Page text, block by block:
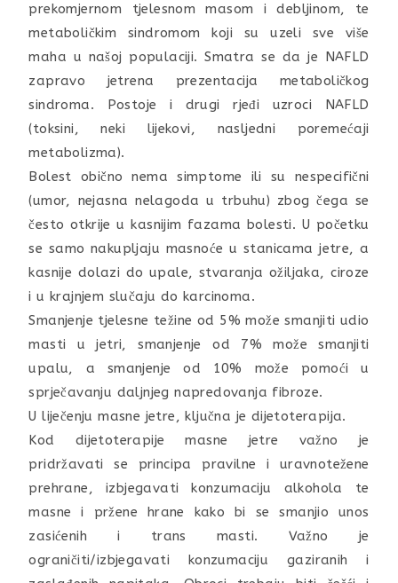
prekomjernom tjelesnom masom i debljinom, te
metaboličkim sindromom koji su uzeli sve više
maha u našoj populaciji. Smatra se da je NAFLD
zapravo jetrena prezentacija metaboličkog
sindroma. Postoje i drugi rjeđi uzroci NAFLD
(toksini, neki lijekovi, nasljedni poremećaji
metabolizma).
Bolest obično nema simptome ili su nespecifični
(umor, nejasna nelagoda u trbuhu) zbog čega se
često otkrije u kasnijim fazama bolesti. U početku
se samo nakupljaju masnoće u stanicama jetre, a
kasnije dolazi do upale, stvaranja ožiljaka, ciroze
i u krajnjem slučaju do karcinoma.
Smanjenje tjelesne težine od 5% može smanjiti udio
masti u jetri, smanjenje od 7% može smanjiti
upalu, a smanjenje od 10% može pomoći u
sprječavanju daljnjeg napredovanja fibroze.
U liječenju masne jetre, ključna je dijetoterapija.
Kod dijetoterapije masne jetre važno je
pridržavati se principa pravilne i uravnotežene
prehrane, izbjegavati konzumaciju alkohola te
masne i pržene hrane kako bi se smanjio unos
zasićenih i trans masti. Važno je
ograničiti/izbjegavati konzumaciju gaziranih i